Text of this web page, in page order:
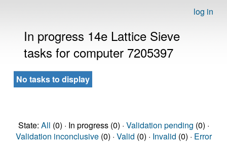
log in
In progress 14e Lattice Sieve
tasks for computer 7205397
No tasks to display
State: All (0) · In progress (0) · Validation pending (0) ·
Validation inconclusive(0) · Valid (0) · Invalid (0) · Error